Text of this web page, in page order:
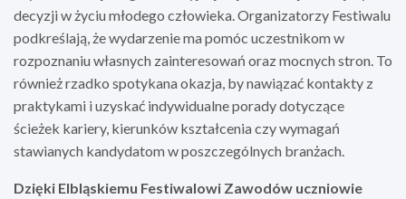
decyzji w życiu młodego człowieka. Organizatorzy Festiwalu
podkreślają, że wydarzenie ma pomóc uczestnikom w
rozpoznaniu własnych zainteresowań oraz mocnych stron. To
również rzadko spotykana okazja, by nawiązać kontakty z
praktykami i uzyskać indywidualne porady dotyczące
ścieżek kariery, kierunków kształcenia czy wymagań
stawianych kandydatom w poszczególnych branżach.
Dzięki Elbląskiemu Festiwalowi Zawodów uczniowie